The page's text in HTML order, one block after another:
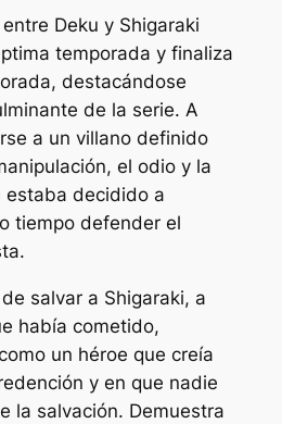
Deku y Shigaraki
temporada y finaliza
destacándose
de la serie. A
a un villano definido
el odio y la
estaba decidido a
tiempo defender el
salvar a Shigaraki, a
había cometido,
un héroe que creía
y en que nadie
la salvación. Demuestra